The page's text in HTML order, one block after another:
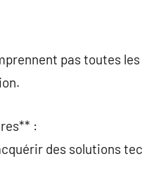
pas toutes
:
des solutions